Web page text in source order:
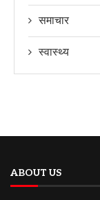
समाचार
स्वास्थ्य
ABOUT US